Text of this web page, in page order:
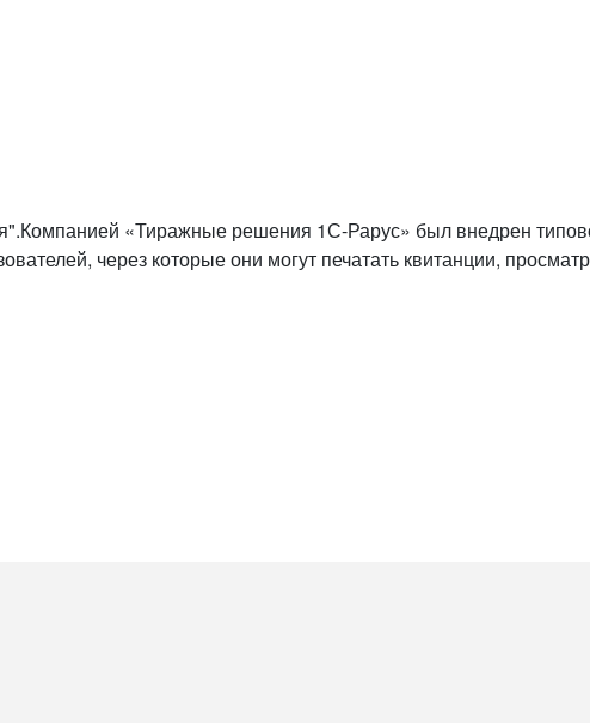
«Тиражные решения 1С-Рарус» был внедрен
через которые они могут печатать квитанции,